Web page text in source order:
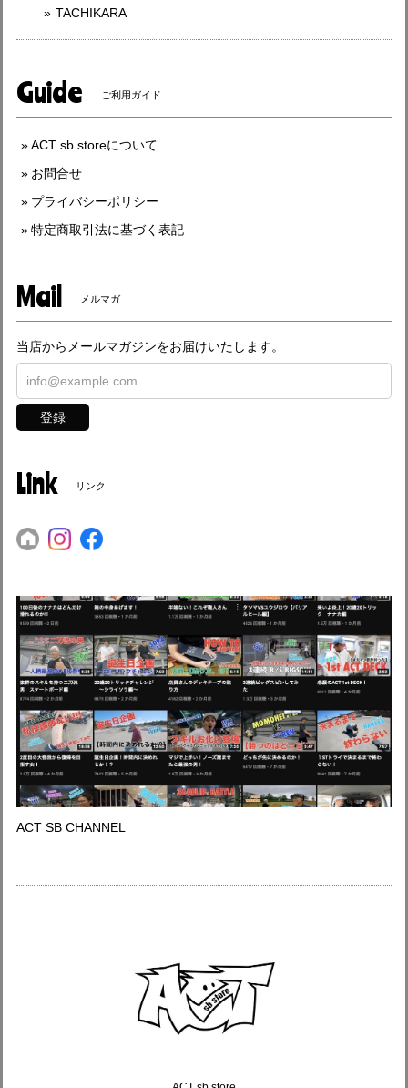
TACHIKARA
Guide ご利用ガイド
ACT sb storeについて
お問合せ
プライバシーポリシー
特定商取引法に基づく表記
Mail メルマガ
当店からメールマガジンをお届けいたします。
登録
Link リンク
ACT SB CHANNEL